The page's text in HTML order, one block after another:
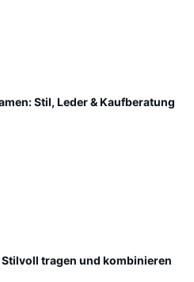
Stil, Leder & Kaufberatung
tragen und kombinieren